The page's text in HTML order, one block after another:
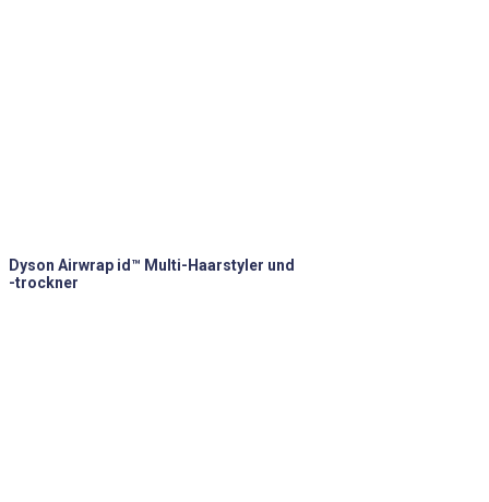
Dyson Airwrap id™ Multi-Haarstyler und
-trockner